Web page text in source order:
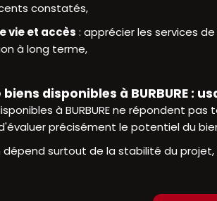
constatés,
vie et accès : apprécier les services
à long terme,
biens disponibles à BURBURE :
à BURBURE ne répondent
précisément le potentiel du
dépend surtout de la stabilité du